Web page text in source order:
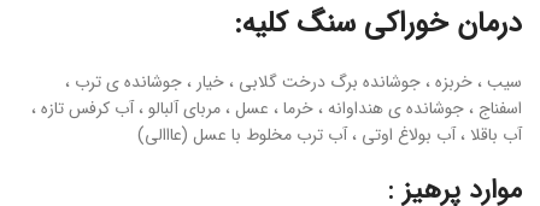
درمان خوراکی سنگ کلیه:
سیب ، خربزه ، جوشانده برگ درخت گلابی ، خیار ، جوشانده ی ترب ،
اسفناج ، جوشانده ی هنداوانه ، خرما ، عسل ، مربای آلبالو ، آب کرفس تازه ،
آب باقلا ، آب بولاغ اوتی ، آب ترب مخلوط با عسل (عااالی)
موارد پرهیز :